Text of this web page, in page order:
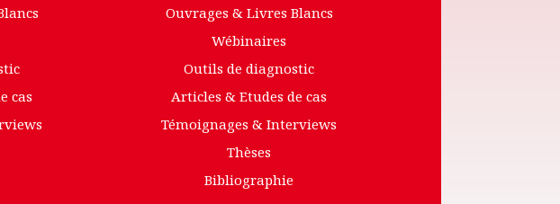
cas
Ouvrages & Livres Blancs
Wébinaires
Outils de diagnostic
Articles & Etudes de cas
Témoignages & Interviews
Thèses
Bibliographie